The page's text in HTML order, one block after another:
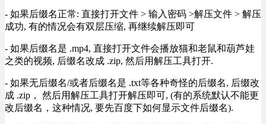
- 如果后缀名正常: 直接打开文件 > 输入密码 >解压文件 > 解压
成功, 有的情况会有双层压缩, 再继续解压即可
- 如果后缀名是 .mp4, 直接打开文件会播放猫和老鼠和葫芦娃
之类的视频, 后缀名改成 .zip, 然后用解压工具打开.
- 如果无后缀名/或者后缀名是 .txt等各种奇怪的后缀名, 后缀改
成 .zip， 然后用解压工具打开解压即可, (有的系统默认不能更
改后缀名，这种情况, 要先百度下如何显示文件后缀名).